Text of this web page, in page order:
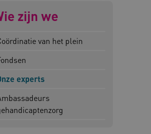
zijn we
van het plein
experts